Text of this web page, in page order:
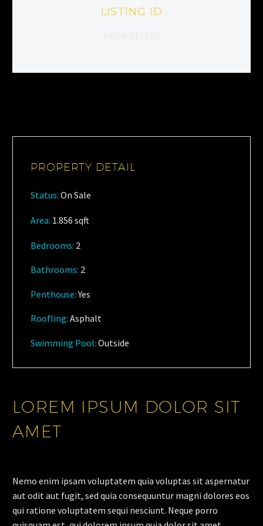
LISTING ID
PROPERTY DETAIL
Status: On Sale
Area: 1.856 sqft
Bedrooms: 2
Bathrooms: 2
Penthouse:Yes
Roofling: Asphalt
Swimming Pool: Outside
LOREM IPSUM DOLOR SIT
AMET
Nemo enim ipsam voluptatem quia voluptas sit aspernatur
aut odit aut fugit, sed quia consequuntur magni dolores eos
qui ratione voluptatem sequi nesciunt. Neque porro